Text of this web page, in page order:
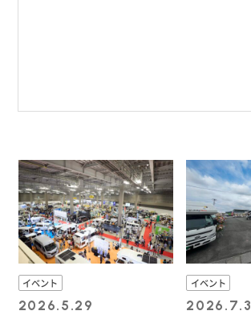
イベント
2026.5.29
イベント
2026.7.3